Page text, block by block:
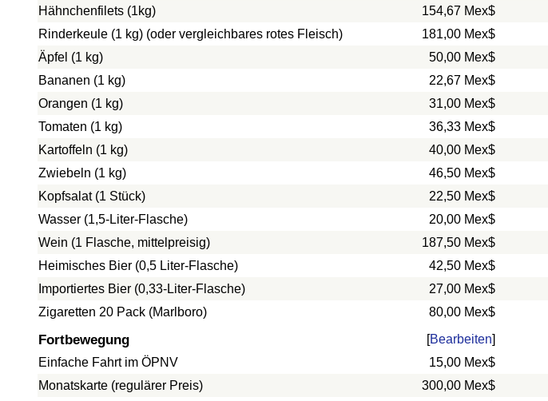
Hähnchenfilets (1kg) 154,67 Mex$
Rinderkeule (1 kg) (oder vergleichbares rotes Fleisch) 181,00 Mex$
Äpfel (1 kg) 50,00 Mex$
Bananen (1 kg) 22,67 Mex$
Orangen (1 kg) 31,00 Mex$
Tomaten (1 kg) 36,33 Mex$
Kartoffeln (1 kg) 40,00 Mex$
Zwiebeln (1 kg) 46,50 Mex$
Kopfsalat (1 Stück) 22,50 Mex$
Wasser (1,5-Liter-Flasche) 20,00 Mex$
Wein (1 Flasche, mittelpreisig) 187,50 Mex$
Heimisches Bier (0,5 Liter-Flasche) 42,50 Mex$
Importiertes Bier (0,33-Liter-Flasche) 27,00 Mex$
Zigaretten 20 Pack (Marlboro) 80,00 Mex$
Fortbewegung [Bearbeiten]
Einfache Fahrt im ÖPNV
15,00 Mex$
Monatskarte (regulärer Preis) 300,00 Mex$